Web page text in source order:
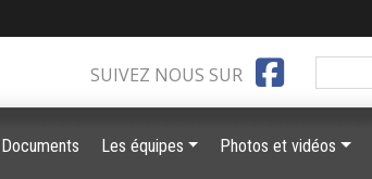
SUIVEZ NOUS SUR
Documents Les équipes Photos et vidéos